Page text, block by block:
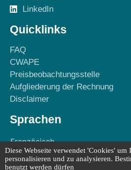
LinkedIn
Quicklinks
FAQ
CWAPE
Preisbeobachtungsstelle
Aufgliederung der Rechnung
Disclaimer
Sprachen
Französisch
Deutsch
Diese Webseite verwendet 'Cookies'
personalisieren und zu analysieren.
benutzt werden dürfen